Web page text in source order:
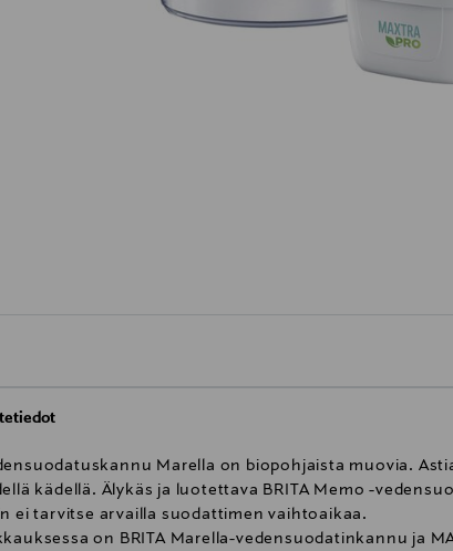
Marella on biopohjaista muovia.
kädellä. Älykäs ja luotettava BRITA Memo -
ei tarvitse arvailla suodattimen vaihtoaikaa.
on BRITA Marella-vedensuodatinkannu ja